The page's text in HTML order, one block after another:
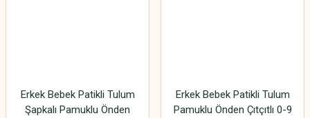
Erkek Bebek Patikli Tulum
Şapkalı Pamuklu Önden
Erkek Bebek Patikli Tulum
Pamuklu Önden Çıtçıtlı 0-9